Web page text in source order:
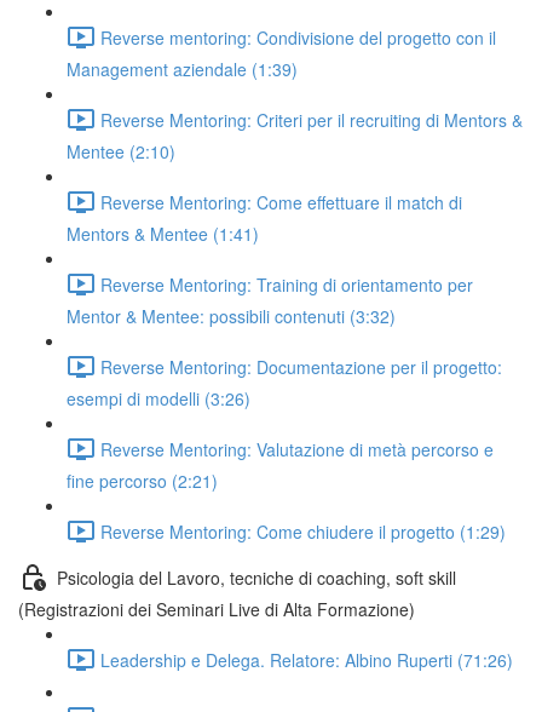
Reverse mentoring: Condivisione del progetto con il
Management aziendale (1:39)
Reverse Mentoring: Criteri per il recruiting di Mentors &
Mentee (2:10)
Reverse Mentoring: Come effettuare il match di
Mentors & Mentee (1:41)
Reverse Mentoring: Training di orientamento per
Mentor & Mentee: possibili contenuti (3:32)
Reverse Mentoring: Documentazione per il progetto:
esempi di modelli (3:26)
Reverse Mentoring: Valutazione di metà percorso e
fine percorso (2:21)
Reverse Mentoring: Come chiudere il progetto (1:29)
Psicologia del Lavoro, tecniche di coaching, soft skill
(Registrazioni dei Seminari Live di Alta Formazione)
Leadership e Delega. Relatore: Albino Ruperti (71:26)